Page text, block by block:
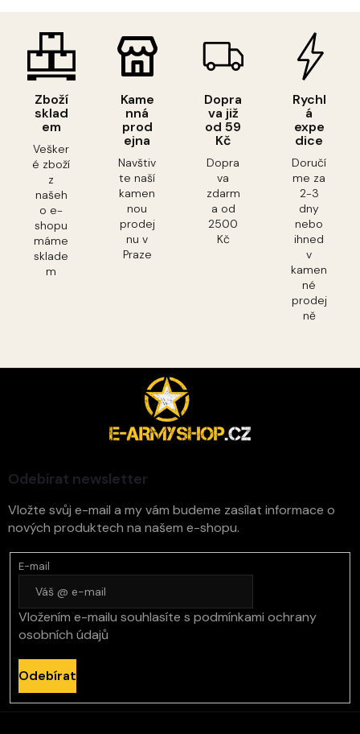
Zboží
sklad
em
Vešker
é zboží
z
našeh
o e-
shopu
máme
sklade
m
Kame
nná
prod
ejna
Navštiv
te naší
kamen
nou
prodej
nu v
Praze
Dopra
va již
od 59
Kč
Dopra
va
zdarm
a od
2500
Kč
Rychl
á
expe
dice
Doručí
me za
2-3
dny
nebo
ihned
v
kamen
né
prodej
ně
Odebírat newsletter
Vložte svůj e-mail a my vám budeme zasílat informace o
nových produktech na našem e-shopu.
E-mail
Vložením e-mailu souhlasíte s podmínkami ochrany
osobních údajů
Odebírat